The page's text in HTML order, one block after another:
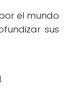
el mundo
sus